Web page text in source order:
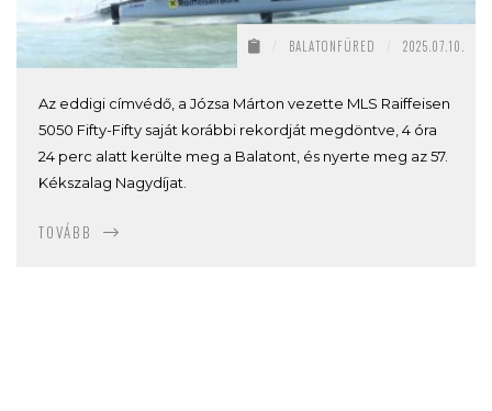
BALATONFÜRED 2025.07.10.
Az eddigi címvédő, a Józsa Márton vezette MLS Raiffeisen
5050 Fifty-Fifty saját korábbi rekordját megdöntve, 4 óra
24 perc alatt kerülte meg a Balatont, és nyerte meg az 57.
Kékszalag Nagydíjat.
TOVÁBB